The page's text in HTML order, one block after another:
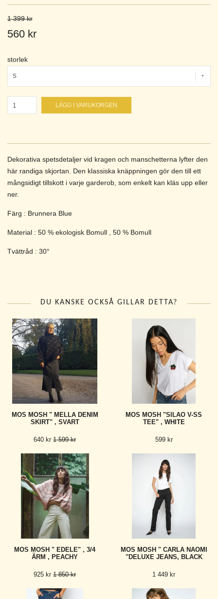
1 399 kr
560 kr
storlek
S
LÄGG I VARUKORGEN
Dekorativa spetsdetaljer vid kragen och manschetterna lyfter den
här randiga skjortan. Den klassiska knäppningen gör den till ett
mångsidigt tillskott i varje garderob, som enkelt kan kläs upp eller
ner.
Färg : Brunnera Blue
Material : 50 % ekologisk Bomull , 50 % Bomull
Tvättråd : 30°
DU KANSKE OCKSÅ GILLAR DETTA?
MOS MOSH " MELLA DENIM
SKIRT" , SVART
640 kr 1 599 kr
MOS MOSH "SILAO V-SS
TEE" , WHITE
599 kr
MOS MOSH " EDELE" , 3/4
ÄRM , PEACHY
925 kr 1 850 kr
MOS MOSH " CARLA NAOMI
"DELUXE JEANS, BLACK
1 449 kr